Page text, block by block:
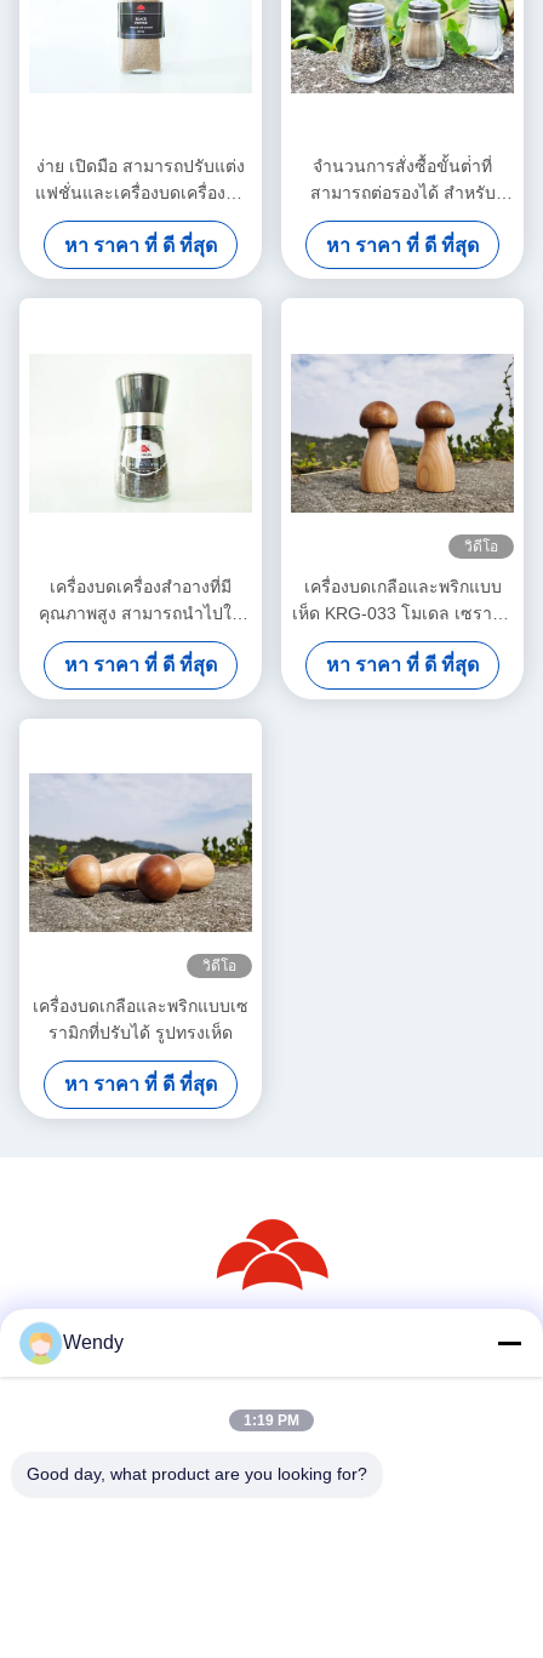
ง่าย เปิดมือ สามารถปรับแต่ง
แฟชั่นและเครื่องบดเครื่องสํา
อางใหม่ เหมาะสําหรับเครื่อง
สําอางทุกชนิด
หา ราคา ที่ ดี ที่สุด
จํานวนการสั่งซื้อขั้นต่ําที่
สามารถต่อรองได้ สําหรับ
เครื่องปั่นเกลือและพริกแก้วที่
กําหนดเอง
หา ราคา ที่ ดี ที่สุด
เครื่องบดเครื่องสําอางที่มี
คุณภาพสูง สามารถนําไปใช้
ใหม่และเติมเครื่องสําอาง
หา ราคา ที่ ดี ที่สุด
วิดีโอ
เครื่องบดเกลือและพริกแบบ
เห็ด KRG-033 โมเดล เซรามิค
คอร์และกระปุกไม้
หา ราคา ที่ ดี ที่สุด
วิดีโอ
เครื่องบดเกลือและพริกแบบเซ
รามิกที่ปรับได้ รูปทรงเห็ด
หา ราคา ที่ ดี ที่สุด
Wendy
1:19 PM
Good day, what product are you looking for?